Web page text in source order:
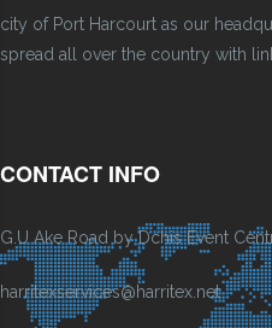
city of Port Harcourt as our
spread all over the country with
CONTACT INFO
G.U Ake Road by Dchis Event
harritexservices@harritex.net